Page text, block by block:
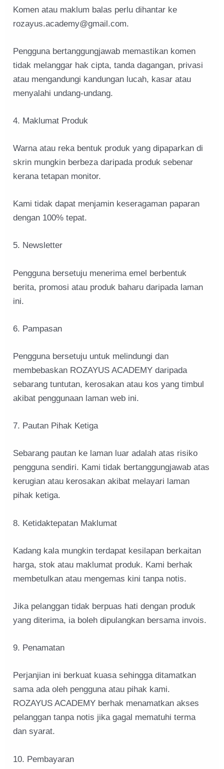
Komen atau maklum balas perlu dihantar ke
rozayus.academy@gmail.com.
Pengguna bertanggungjawab memastikan komen
tidak melanggar hak cipta, tanda dagangan, privasi
atau mengandungi kandungan lucah, kasar atau
menyalahi undang-undang.
4. Maklumat Produk
Warna atau reka bentuk produk yang dipaparkan di
skrin mungkin berbeza daripada produk sebenar
kerana tetapan monitor.
Kami tidak dapat menjamin keseragaman paparan
dengan 100% tepat.
5. Newsletter
Pengguna bersetuju menerima emel berbentuk
berita, promosi atau produk baharu daripada laman
ini.
6. Pampasan
Pengguna bersetuju untuk melindungi dan
membebaskan ROZAYUS ACADEMY daripada
sebarang tuntutan, kerosakan atau kos yang timbul
akibat penggunaan laman web ini.
7. Pautan Pihak Ketiga
Sebarang pautan ke laman luar adalah atas risiko
pengguna sendiri. Kami tidak bertanggungjawab atas
kerugian atau kerosakan akibat melayari laman
pihak ketiga.
8. Ketidaktepatan Maklumat
Kadang kala mungkin terdapat kesilapan berkaitan
harga, stok atau maklumat produk. Kami berhak
membetulkan atau mengemas kini tanpa notis.
Jika pelanggan tidak berpuas hati dengan produk
yang diterima, ia boleh dipulangkan bersama invois.
9. Penamatan
Perjanjian ini berkuat kuasa sehingga ditamatkan
sama ada oleh pengguna atau pihak kami.
ROZAYUS ACADEMY berhak menamatkan akses
pelanggan tanpa notis jika gagal mematuhi terma
dan syarat.
10. Pembayaran